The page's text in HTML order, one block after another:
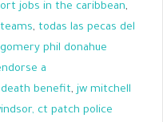
jobs in the caribbean,
, todas las pecas del
phil donahue
a
benefit, jw mitchell
ct patch police